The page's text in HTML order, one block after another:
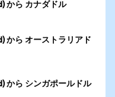
ら カナダドル
ら オーストラリアド
ら シンガポールドル